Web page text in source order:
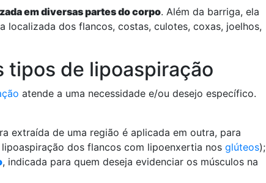
em diversas partes do corpo. Além da barriga, ela
localizada dos flancos, costas, culotes, coxas, joelhos,
tipos de lipoaspiração
atende a uma necessidade e/ou desejo específico.
extraída de uma região é aplicada em outra, para
dos flancos com lipoenxertia nos glúteos);
, indicada para quem deseja evidenciar os músculos na